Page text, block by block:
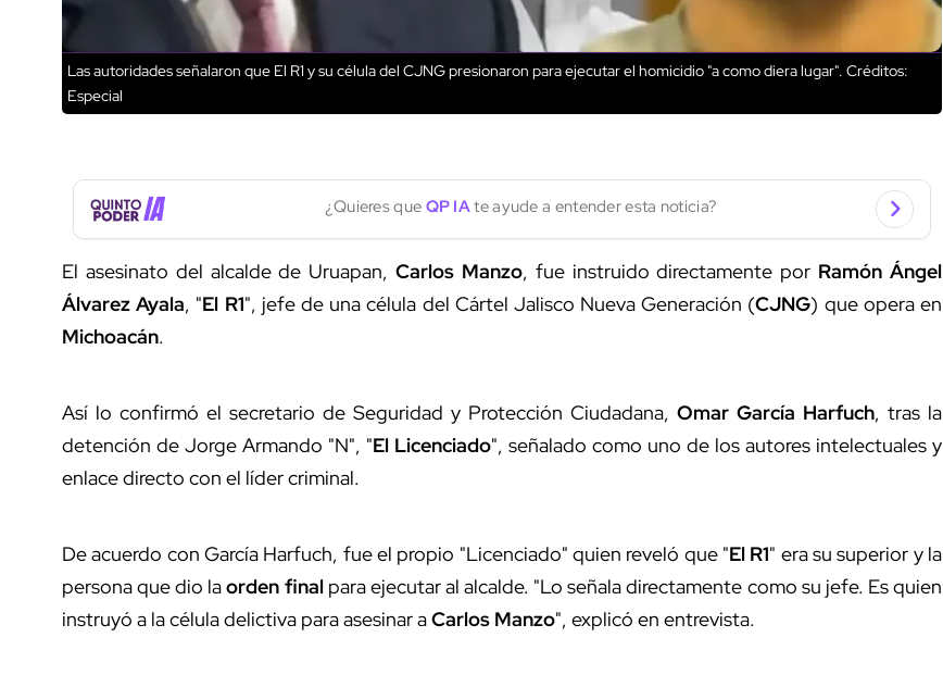
Las autoridades señalaron que El R1 y su célula del CJNG presionaron para ejecutar el homicidio "a como diera lugar". Créditos:
Especial
¿Quieres que QP IAte ayude a entender esta noticia?
El asesinato del alcalde de Uruapan,Carlos Manzo, fue instruido directamente por Ramón Ángel
Álvarez Ayala, "El R1", jefe de una célula del Cártel Jalisco Nueva Generación (CJNG) que opera en
Michoacán.
Así lo confirmó el secretario de Seguridad y Protección Ciudadana, Omar García Harfuch, tras la
detención de Jorge Armando "N", "El Licenciado", señalado como uno de los autores intelectuales y
enlace directo con el líder criminal.
De acuerdo con García Harfuch, fue el propio "Licenciado" quien reveló que "El R1" era su superior y la
persona que dio laorden finalpara ejecutar al alcalde. "Lo señala directamente como su jefe. Es quien
instruyó a la célula delictiva para asesinar aCarlos Manzo", explicó en entrevista.